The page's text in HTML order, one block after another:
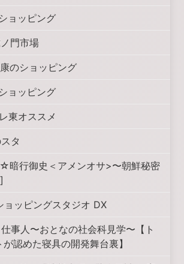
ョッピング
門市場
のショッピング
ョッピング
東オススメ
タ
暗行御史＜アメンオサ>〜朝鮮秘密
ョッピングスタジオ DX
仕事人〜おとなの社会科見学〜【ト
認めた寝具の開発舞台裏】